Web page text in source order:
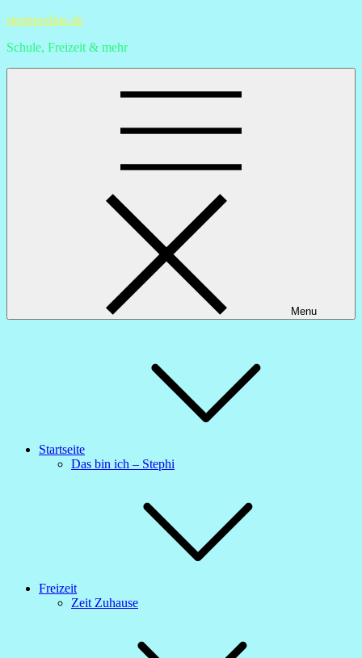
Skip
content
stephionline.de
Schule, Freizeit & mehr
Menu
Startseite
Das bin ich – Stephi
Freizeit
Zeit Zuhause